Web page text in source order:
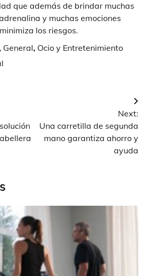
que además de brindar muchas
y muchas emociones
los riesgos.
General, Ocio y Entretenimiento
Next:
Una carretilla de segunda
mano garantiza ahorro y
ayuda